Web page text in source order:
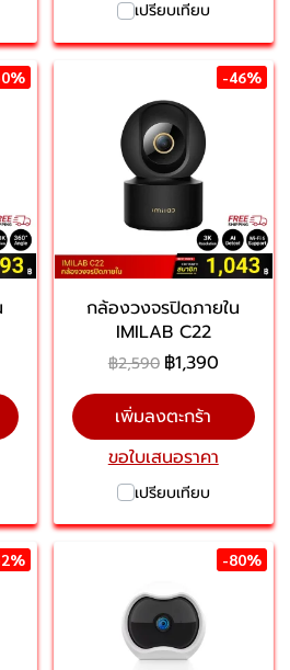
เปรียบเทียบ
-46%
กล้องวงจรปิดภายใน
IMILAB C22
฿2,590 ฿1,390
เพิ่มลงตะกร้า
ขอใบเสนอราคา
เปรียบเทียบ
-80%